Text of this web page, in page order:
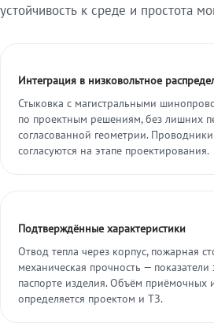
устойчивость к среде и простота
Интеграция в низковольтное
Стыковка с магистральными
по проектным решениям, без лишних
согласованной геометрии.
согласуются на этапе проектирования.
Подтверждённые характеристики
Отвод тепла через корпус, пожарная
механическая прочность —
паспорте изделия. Объём приёмочных
определяется проектом и ТЗ.